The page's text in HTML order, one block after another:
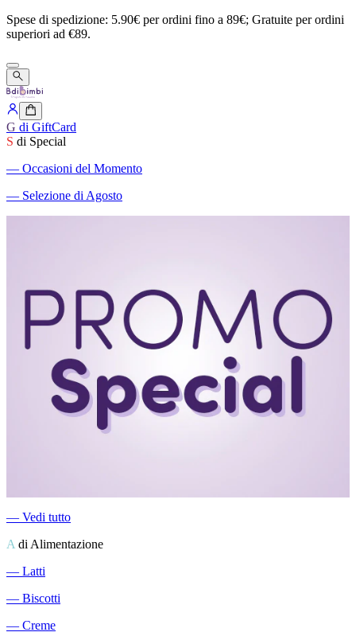
Spese di spedizione: 5.90€ perordini fino a 89€; Gratuite perordini
superiori ad €89.
G di GiftCard
S di Special
― Occasioni del Momento
― Selezione di Agosto
― Vedi tutto
A di Alimentazione
― Latti
― Biscotti
― Creme